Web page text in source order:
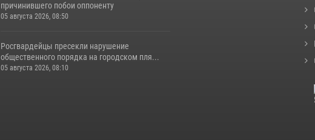
причинившего побои оппоненту
05 августа 2026, 08:50
Росгвардейцы пресекли нарушение
общественного порядка на городском пля...
05 августа 2026, 08:10